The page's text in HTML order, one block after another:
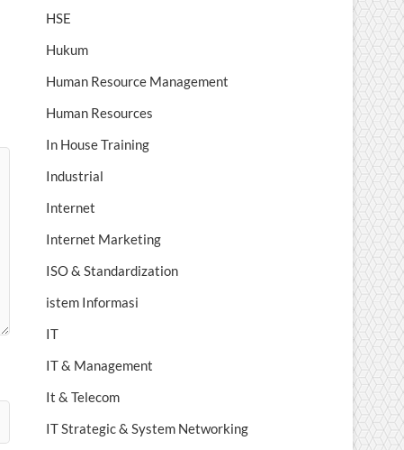
HSE
Hukum
Human Resource Management
Human Resources
In House Training
Industrial
Internet
Internet Marketing
ISO & Standardization
istem Informasi
IT
IT & Management
It & Telecom
IT Strategic & System Networking